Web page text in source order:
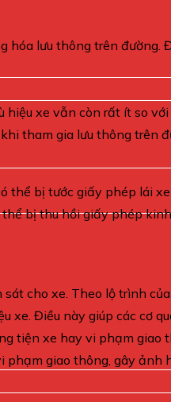
lưu thông trên đường.
xe vẫn còn rất ít so với
tham gia lưu thông trên
thể bị tước giấy phép lái
bị thu hồi giấy phép
cho xe. Theo lộ trình
Điều này giúp các cơ
tiện xe hay vi phạm giao
giao thông, gây